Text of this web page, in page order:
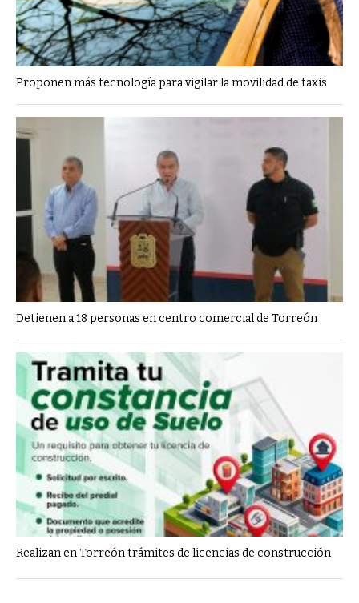
Proponen más tecnología para vigilar la movilidad de taxis
Detienen a 18 personas en centro comercial de Torreón
Realizan en Torreón trámites de licencias de construcción